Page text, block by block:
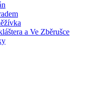
a Ve Zběrušce